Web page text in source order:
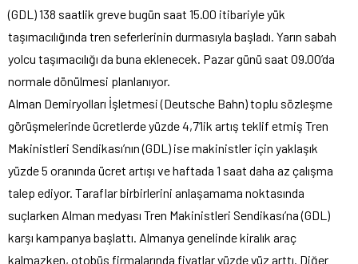
(GDL) 138 saatlik greve bugün saat 15.00 itibariyle yük
taşımacılığında tren seferlerinin durmasıyla başladı. Yarın sabah
yolcu taşımacılığı da buna eklenecek. Pazar günü saat 09.00’da
normale dönülmesi planlanıyor.
Alman Demiryolları İşletmesi (Deutsche Bahn) toplu sözleşme
görüşmelerinde ücretlerde yüzde 4,7’lik artış teklif etmiş Tren
Makinistleri Sendikası’nın (GDL) ise makinistler için yaklaşık
yüzde 5 oranında ücret artışı ve haftada 1 saat daha az çalışma
talep ediyor. Taraflar birbirlerini anlaşamama noktasında
suçlarken Alman medyası Tren Makinistleri Sendikası’na (GDL)
karşı kampanya başlattı. Almanya genelinde kiralık araç
kalmazken, otobüs firmalarında fiyatlar yüzde yüz arttı. Diğer